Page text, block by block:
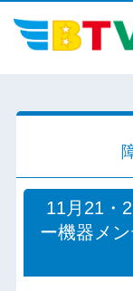
11月21・
ー機器メ